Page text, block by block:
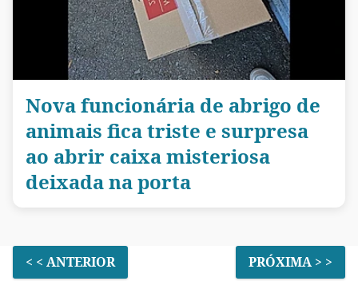
Nova funcionária de abrigo de
animais fica triste e surpresa
ao abrir caixa misteriosa
deixada na porta
< < ANTERIOR PRÓXIMA > >